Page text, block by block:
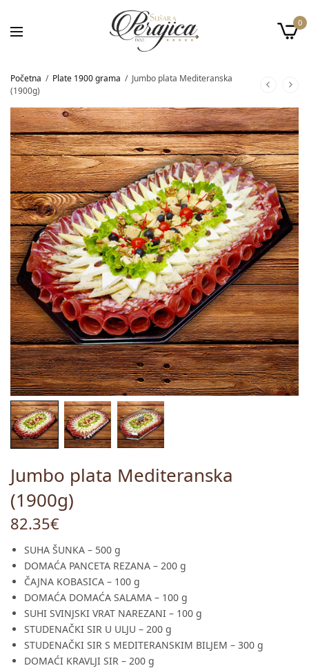
0
Početna / Plate 1900 grama / Jumbo plata Mediteranska
(1900g)
Jumbo plata Mediteranska
(1900g)
82.35€
SUHA ŠUNKA – 500 g
DOMAĆA PANCETA REZANA – 200 g
ČAJNA KOBASICA – 100 g
DOMAĆA DOMAĆA SALAMA – 100 g
SUHI SVINJSKI VRAT NAREZANI – 100 g
STUDENAČKI SIR U ULJU – 200 g
STUDENAČKI SIR S MEDITERANSKIM BILJEM – 300 g
DOMAĆI KRAVLJI SIR – 200 g